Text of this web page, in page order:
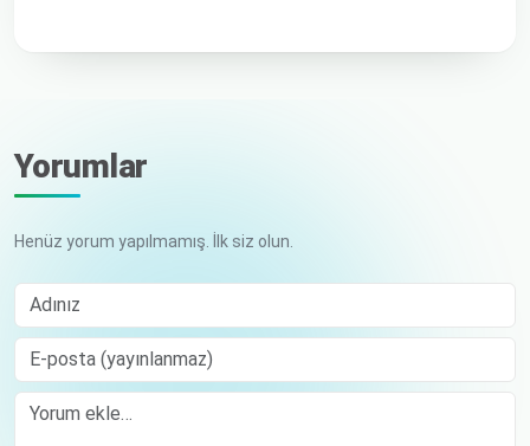
Yorumlar
Henüz yorum yapılmamış. İlk siz olun.
Adınız
E-posta (yayınlanmaz)
Comment